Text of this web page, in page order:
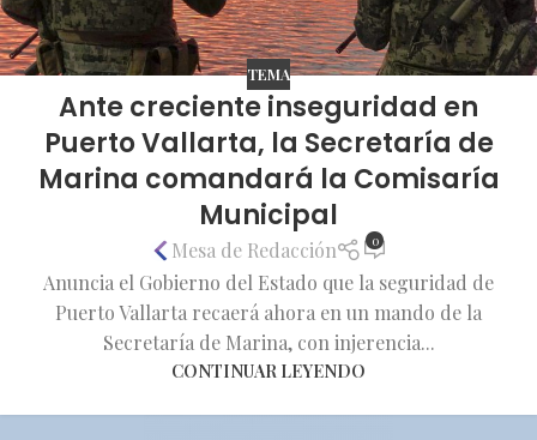
TEMA
Ante creciente inseguridad en
Puerto Vallarta, la Secretaría de
Marina comandará la Comisaría
Municipal
Mesa de Redacción 0
Anuncia el Gobierno del Estado que la seguridad de
Puerto Vallarta recaerá ahora en un mando de la
Secretaría de Marina, con injerencia...
CONTINUAR LEYENDO